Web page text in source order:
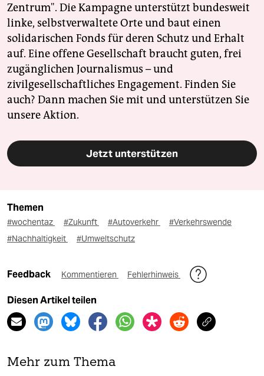
Zentrum". Die Kampagne unterstützt bundesweit
linke, selbstverwaltete Orte und baut einen
solidarischen Fonds für deren Schutz und Erhalt
auf. Eine offene Gesellschaft braucht guten, frei
zugänglichen Journalismus – und
zivilgesellschaftliches Engagement. Finden Sie
auch? Dann machen Sie mit und unterstützen Sie
unsere Aktion.
Jetzt unterstützen
Themen
#wochentaz #Zukunft #Autoverkehr
#Verkehrswende
#Nachhaltigkeit
#Umweltschutz
Feedback Kommentieren Fehlerhinweis
Diesen Artikel teilen
Mehr zum Thema